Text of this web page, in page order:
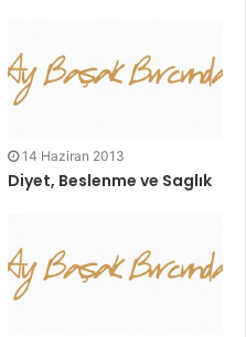
14 Haziran 2013
Diyet, Beslenme ve Saglık